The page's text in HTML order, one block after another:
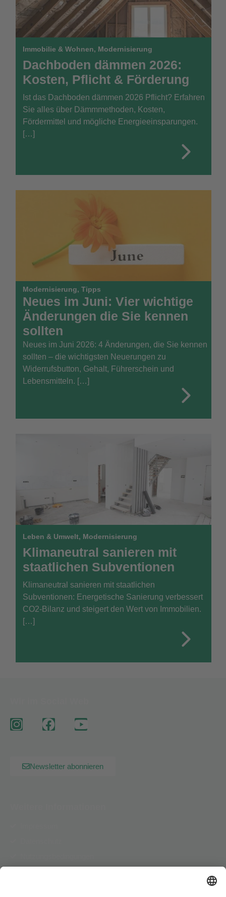
Immobilie & Wohnen, Modernisierung
Dachboden dämmen 2026:
Kosten, Pflicht & Förderung
Ist das Dachboden dämmen 2026 Pflicht? Erfahren
Sie alles über Dämmmethoden, Kosten,
Fördermittel und mögliche Energieeinsparungen.
[…]
Modernisierung, Tipps
Neues im Juni: Vier wichtige
Änderungen die Sie kennen
sollten
Neues im Juni 2026: 4 Änderungen, die Sie kennen
sollten – die wichtigsten Neuerungen zu
Widerrufsbutton, Gehalt, Führerschein und
Lebensmitteln. […]
Leben & Umwelt, Modernisierung
Klimaneutral sanieren mit
staatlichen Subventionen
Klimaneutral sanieren mit staatlichen
Subventionen: Energetische Sanierung verbessert
CO2-Bilanz und steigert den Wert von Immobilien.
[…]
Newsletter abonnieren